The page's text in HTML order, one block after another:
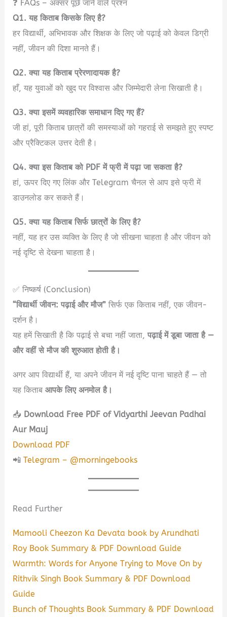
❓ FAQs – अक्सर पूछे जाने वाले प्रश्न
Q1. यह किताब किसके लिए है?
हर विद्यार्थी, अभिभावक और शिक्षक के लिए जो पढ़ाई को केवल डिग्री
नहीं, जीवन की दिशा मानते हैं।
Q2. क्या यह किताब प्रेरणादायक है?
हाँ, यह युवाओं को खुद पर विश्वास और जिम्मेदारी लेना सिखाती है।
Q3. क्या इसमें व्यवहारिक समाधान दिए गए हैं?
जी हां, पूरी किताब छात्रों की समस्याओं को गहराई से समझते हुए स्पष्ट
और प्रैक्टिकल उत्तर देती है।
Q4. क्या इस किताब को PDF में फ्री में पढ़ा जा सकता है?
हां, ऊपर दिए गए लिंक और Telegram चैनल से आप इसे फ्री में
डाउनलोड कर सकते हैं।
Q5. क्या यह किताब सिर्फ छात्रों के लिए है?
नहीं, यह हर उस व्यक्ति के लिए है जो सीखना चाहता है और जीवन को
नई दृष्टि से देखना चाहता है।
✅ निष्कर्ष (Conclusion)
“विद्यार्थी जीवन: पढ़ाई और मौज” सिर्फ एक किताब नहीं, एक जीवन-
दर्शन है।
यह हमें सिखाती है कि पढ़ाई से बचा नहीं जाता,पढ़ाई में डूबा जाता है —
और वहीं से मौज की शुरुआत होती है।
अगर आप विद्यार्थी हैं, या अपने जीवन में नई दृष्टि पाना चाहते हैं — तो
यह किताबआपके लिए अनमोल है।
📥 Download Free PDF of Vidyarthi Jeevan Padhai
Aur Mauj
Download PDF
📲Telegram – @morningebooks
Read Further
Mamooli Cheezon Ka Devata book by Arundhati
Roy Book Summary & PDF Download Guide
Warmth: Words for Anyone Trying to Move On by
Rithvik Singh Book Summary & PDF Download
Guide
Bunch of Thoughts Book Summary & PDF Download